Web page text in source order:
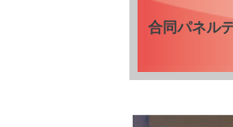
合同パネル